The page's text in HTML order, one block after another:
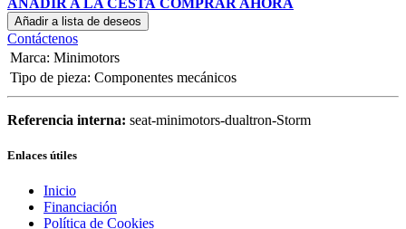
Añadir a lista de deseos
Contáctenos
Marca: Minimotors
Tipo de pieza: Componentes mecánicos
Referencia interna: seat-minimotors-dualtron-Storm
Enlaces útiles
Inicio
Financiación
Política de Cookies